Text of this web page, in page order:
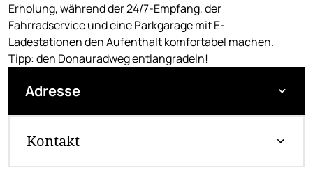
Erholung, während der 24/7-Empfang, der
Fahrradservice und eine Parkgarage mit E-
Ladestationen den Aufenthalt komfortabel machen.
Tipp: den Donauradweg entlangradeln!
Adresse
Kontakt